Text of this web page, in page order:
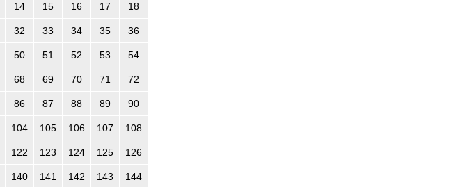
14 15 16 17 18
32 33 34 35 36
50 51 52 53 54
68 69 70 71 72
86 87 88 89 90
104 105 106 107 108
122 123 124 125 126
140 141 142 143 144